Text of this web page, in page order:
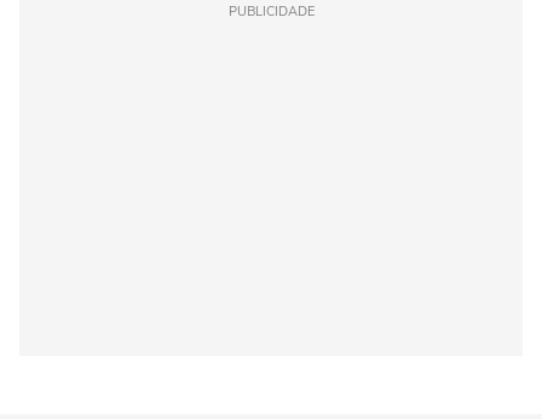
PUBLICIDADE